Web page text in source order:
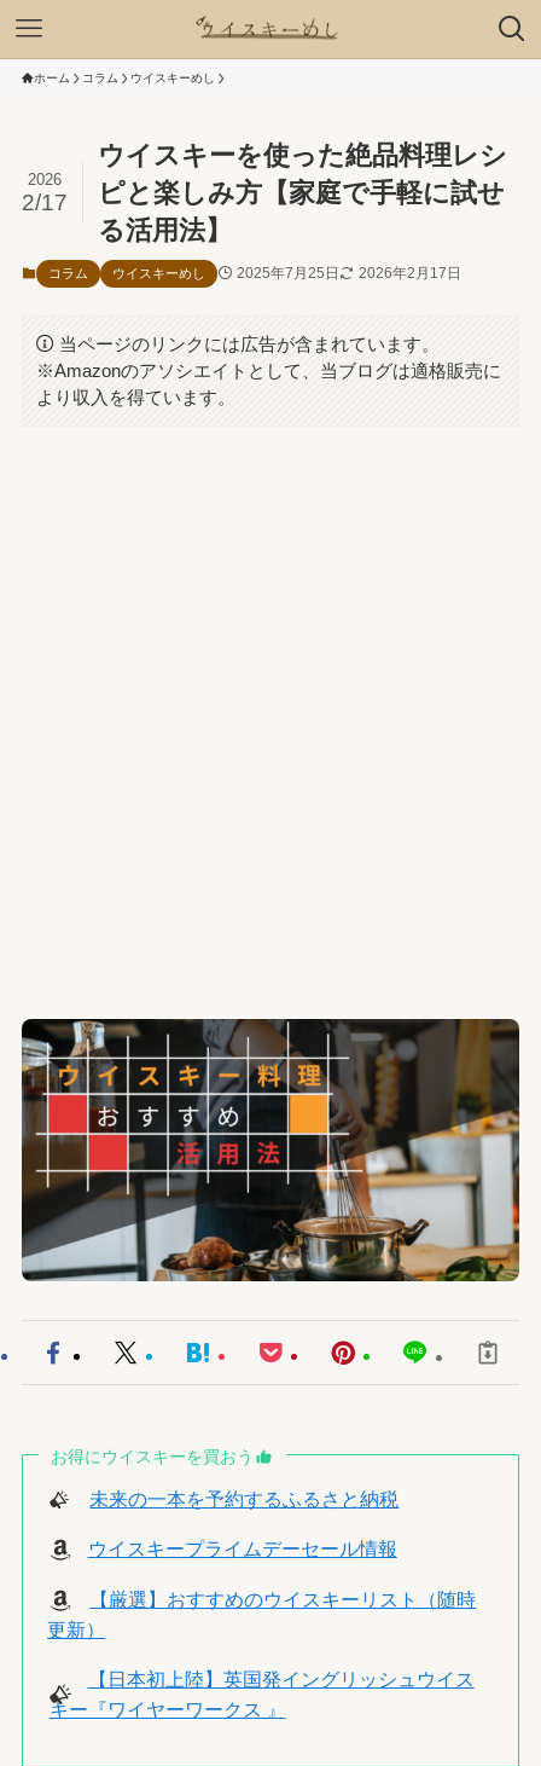
ホーム コラム ウイスキーめし
ウイスキーを使った絶品料理レシ
ピと楽しみ方【家庭で手軽に試せ
る活用法】
2026
2/17
コラム ウイスキーめし 2025年7月25日 2026年2月17日
当ページのリンクには広告が含まれています。
※Amazonのアソシエイトとして、当ブログは適格販売に
より収入を得ています。
お得にウイスキーを買おう
未来の一本を予約するふるさと納税
ウイスキープライムデーセール情報
【厳選】おすすめのウイスキーリスト（随時
更新）
【日本初上陸】英国発イングリッシュウイス
キー『ワイヤーワークス 』